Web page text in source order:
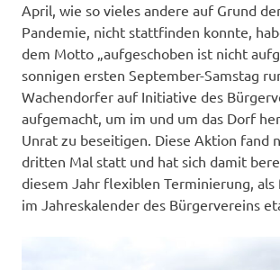
April, wie so vieles andere auf Grund
Pandemie, nicht stattfinden konnte,
dem Motto „aufgeschoben ist nicht
sonnigen ersten September-Samstag
Wachendorfer auf Initiative des
aufgemacht, um im und um das Dorf
Unrat zu beseitigen. Diese Aktion fand
dritten Mal statt und hat sich damit
diesem Jahr flexiblen Terminierung,
im Jahreskalender des Bürgervereins